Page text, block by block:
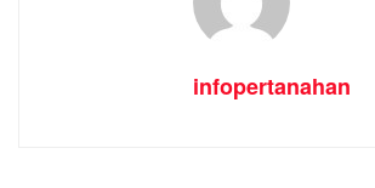
infopertanahan